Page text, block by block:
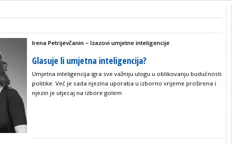
Irena Petrijevčanin – Izazovi umjetne inteligencije
Glasuje li umjetna inteligencija?
Umjetna inteligencija igra sve važniju ulogu u oblikovanju budućnosti
politike. Već je sada njezina uporaba u izborno vrijeme proširena i
njezin je utjecaj na izbore golem